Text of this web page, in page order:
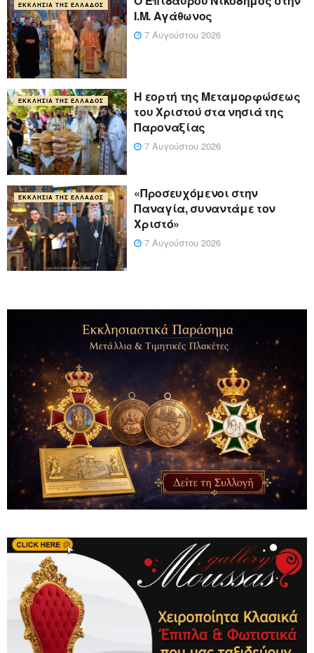
ΕΚΚΛΗΣΊΑ ΤΗΣ ΕΛΛΆΔΟΣ
Ι.Μ. Αγάθωνος
7 Αυγούστου 2026
ΕΚΚΛΗΣΊΑ ΤΗΣ ΕΛΛΆΔΟΣ
Η εορτή της Μεταμορφώσεως
του Χριστού στα νησιά της
Παροναξίας
7 Αυγούστου 2026
ΕΚΚΛΗΣΊΑ ΤΗΣ ΕΛΛΆΔΟΣ
«Προσευχόμενοι στην
Παναγία, συναντάμε τον
Χριστό»
7 Αυγούστου 2026